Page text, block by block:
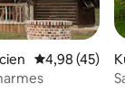
Prosječna
4,98 (45)